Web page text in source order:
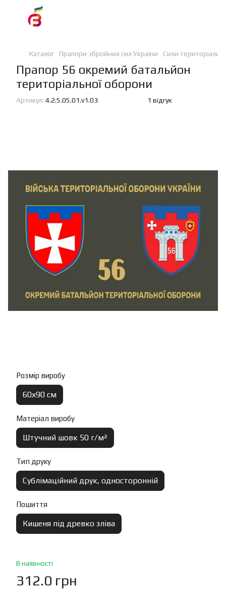
Каталог Прапори збройних сил України Сили
Прапор 56 окремий батальйон
територіальної оборони
Артикул: 4.2.5.05.01.v1.03 1 відгук
Розмір виробу
60х90 см
Матеріал виробу
Штучний шовк 50 г/м²
Тип друку
Сублімаційний друк, односторонній
Пошиття
Кишеня під древко зліва
В наявності
312.0 грн